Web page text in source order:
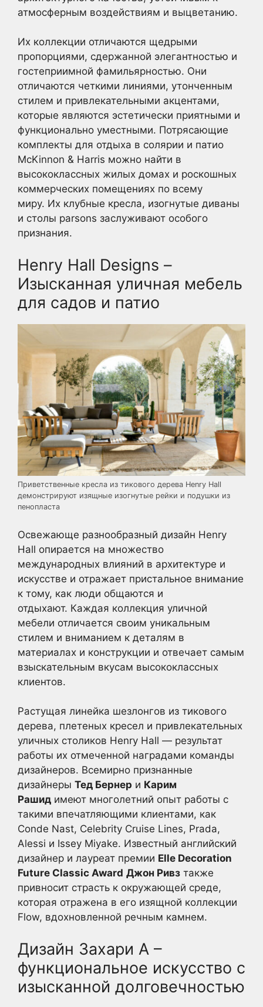
атмосферным воздействиям и выцветанию.
Их коллекции отличаются щедрыми
пропорциями, сдержанной элегантностью и
гостеприимной фамильярностью. Они
отличаются четкими линиями, утонченным
стилем и привлекательными акцентами,
которые являются эстетически приятными и
функционально уместными. Потрясающие
комплекты для отдыха в солярии и патио
McKinnon & Harris можно найти в
высококлассных жилых домах и роскошных
коммерческих помещениях по всему
миру. Их клубные кресла, изогнутые диваны
и столы parsons заслуживают особого
признания.
Henry Hall Designs –
Изысканная уличная мебель
для садов и патио
Приветственные кресла из тикового дерева Henry Hall
демонстрируют изящные изогнутые рейки и подушки из
пенопласта
Освежающе разнообразный дизайн Henry
Hall опирается на множество
международных влияний в архитектуре и
искусстве и отражает пристальное внимание
к тому, как люди общаются и
отдыхают. Каждая коллекция уличной
мебели отличается своим уникальным
стилем и вниманием к деталям в
материалах и конструкции и отвечает самым
взыскательным вкусам высококлассных
клиентов.
Растущая линейка шезлонгов из тикового
дерева, плетеных кресел и привлекательных
уличных столиков Henry Hall — результат
работы их отмеченной наградами команды
дизайнеров. Всемирно признанные
дизайнеры Тед Бернер и Карим
Рашид имеют многолетний опыт работы с
такими впечатляющими клиентами, как
Conde Nast, Celebrity Cruise Lines, Prada,
Alessi и Issey Miyake. Известный английский
дизайнер и лауреат премии Elle Decoration
Future Classic Award Джон Ривз также
привносит страсть к окружающей среде,
которая отражена в его изящной коллекции
Flow, вдохновленной речным камнем.
Дизайн Захари А –
функциональное искусство с
изысканной долговечностью